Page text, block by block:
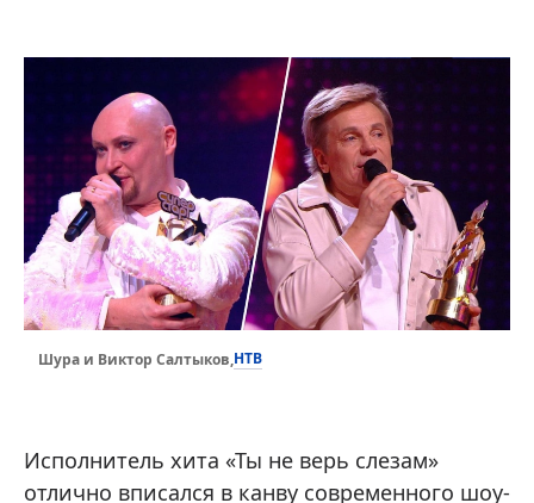
Шура и Виктор Салтыков,НТВ
Исполнитель хита «Ты не верь слезам»
отлично вписался в канву современного шоу-